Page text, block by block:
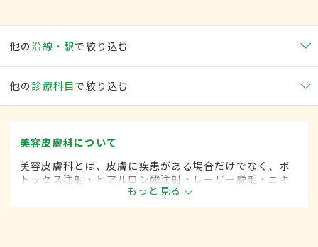
他の沿線・駅で絞り込む
他の 診療科目で絞り込む
美容皮膚科について
美容皮膚科とは、皮膚に疾患がある場合だけでなく、ボ
トックス注射・ヒアルロン酸注射・レーザー脱毛・ニキ
ビ治療など美容を目的として行われる皮膚科の診療分野
です。
もっと見る